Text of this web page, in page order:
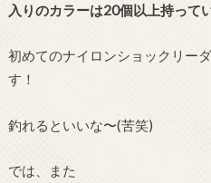
入りのカラーは20個以上持って
初めてのナイロンショックリー
す！
釣れるといいな〜(苦笑)
では、また